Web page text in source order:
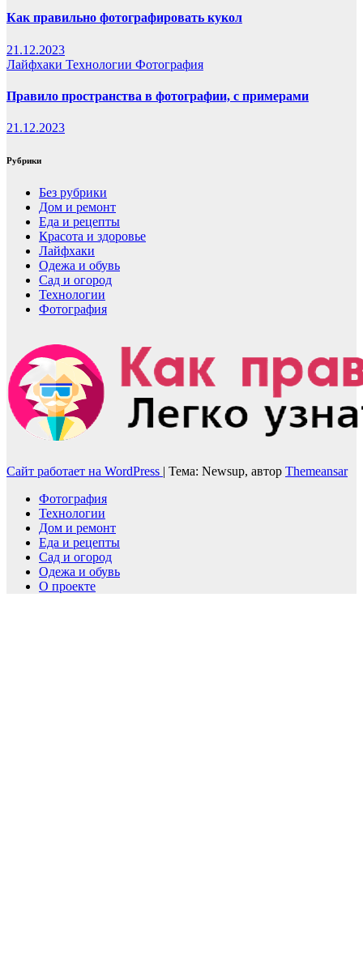
Как правильно фотографировать кукол
21.12.2023
Лайфхаки Технологии Фотография
Правило пространства в фотографии, с примерами
21.12.2023
Рубрики
Без рубрики
Дом и ремонт
Еда и рецепты
Красота и здоровье
Лайфхаки
Одежа и обувь
Сад и огород
Технологии
Фотография
Сайт работает на WordPress | Тема: Newsup, автор Themeansar
Фотография
Технологии
Дом и ремонт
Еда и рецепты
Сад и огород
Одежа и обувь
О проекте